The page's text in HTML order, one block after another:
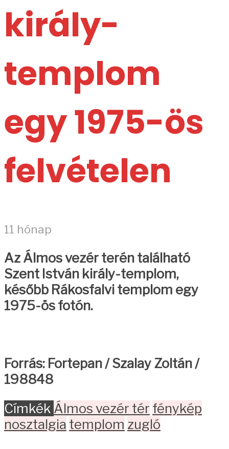
király-
templom
egy 1975-ös
felvételen
11 hónap
Az Álmos vezér terén található
Szent István király-templom,
később Rákosfalvi templom egy
1975-ös fotón.
Forrás: Fortepan / Szalay Zoltán /
198848
Címkék Álmos vezér tér fénykép
nosztalgia templom zugló